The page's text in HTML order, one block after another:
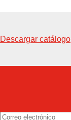
Descargar catálogo